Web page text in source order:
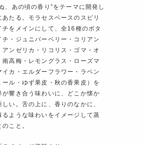
、あの頃の香り”をテーマに開発し
あたる。モラセスベースのスピリ
チをメインにして、全16種のボタ
チ・ジュニパーベリー・コリアン
アンゼリカ・リコリス・ゴマ・オ
南高梅・レモングラス・ローズマ
イカ・エルダーフラワー・ラベン
ール・ゆず果皮・秋の香果皮）を
が響き合う味わいに、どこか懐か
しい。舌の上に、香りのなかに、
るような味わいをイメージして蒸
こと。